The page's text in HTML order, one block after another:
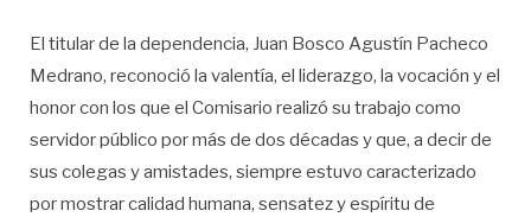
El titular de la dependencia, Juan Bosco Agustín Pacheco
Medrano, reconoció la valentía, el liderazgo, la vocación y el
honor con los que el Comisario realizó su trabajo como
servidor público por más de dos décadas y que, a decir de
sus colegas y amistades, siempre estuvo caracterizado
por mostrar calidad humana, sensatez y espíritu de